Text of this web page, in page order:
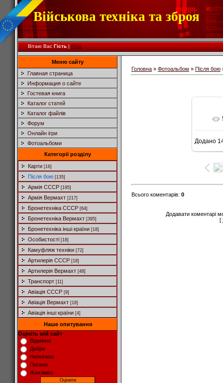
Військова техніка та зброя
Вітаю Вас Гість|RSS
Меню сайту
Главная страница
Информация о сайте
Гостевая книга
Каталог статей
Каталог файлів
Форум
Онлайн ігри
Фотоальбоми
Категорії розділу
Карти [16]
Після бою [135]
Армія СССР [195]
Армія Вермахт [217]
Бронетехніка СССР [64]
Бронетехніка Вермахт [395]
Бронетехніка інші країни [18]
Особистості [18]
Камуфляж техніки [72]
Артилерія СССР [18]
Артилерія Вермахт [48]
Транспорт [11]
Авіація СССР [9]
Авіація Вермахт [18]
Авіація інші країни [4]
Наше опитування
Оцініть мій сайт
Відмінно
Добре
Непогано
Погано
Жахливо
Головна » Фотоальбом » Після бою
Додано
Всього коментарів: 0
Додавати коментарі
[